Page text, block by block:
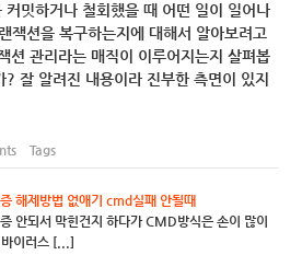
밋하거나 철회했을 때 어떤 일이 일어나
잭션을 복구하는지에 대해서 알아보려고
션 관리라는 매직이 이루어지는지 살펴봅
잘 알려진 내용이라 진부한 측면이 있지
Tags
해제방법 없애기 cmd실패 안될때
안되서 막힌건지 하다가 CMD방식은 손이 많이
이러스 [...]